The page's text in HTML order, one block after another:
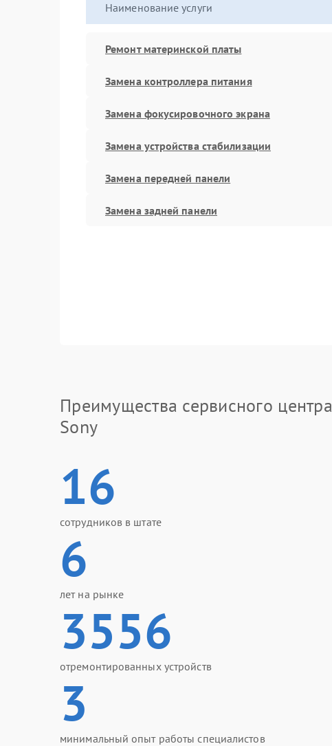
Наименование услуги
Ремонт материнской платы
Замена контроллера питания
Замена фокусировочного экрана
Замена устройства стабилизации
Замена передней панели
Замена задней панели
Преимущества сервисного центра
Sony
16
сотрудников в штате
6
лет на рынке
3556
отремонтированных устройств
3
минимальный опыт работы специалистов